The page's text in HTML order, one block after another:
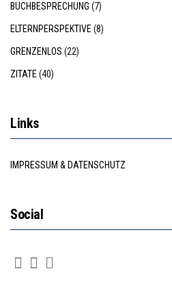
BUCHBESPRECHUNG (7)
ELTERNPERSPEKTIVE(8)
GRENZENLOS (22)
ZITATE(40)
Links
IMPRESSUM & DATENSCHUTZ
Social